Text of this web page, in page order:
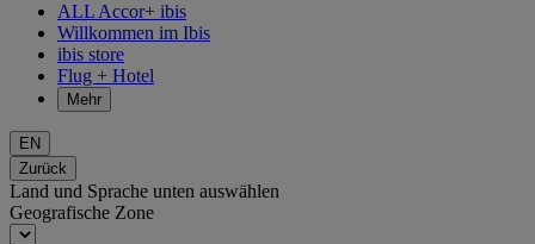
ALL Accor+ ibis
Willkommen im Ibis
ibis store
Flug + Hotel
Mehr
EN
Zurück
Land und Sprache unten auswählen
Geografische Zone